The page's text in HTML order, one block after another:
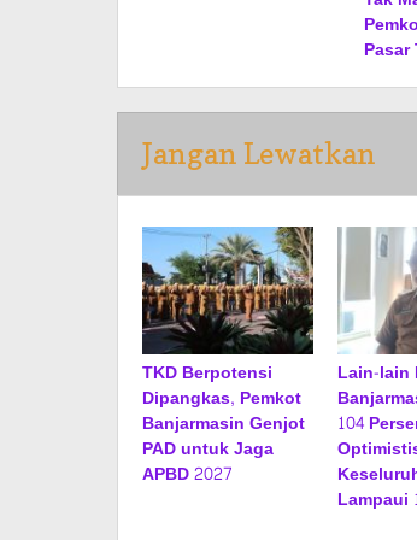
pos
Jangan Lewatkan
TKD Berpotensi
Dipangkas, Pemkot
Banjarmasin Genjot
PAD untuk Jaga
APBD 2027
Lain-lain
104
Lampaui